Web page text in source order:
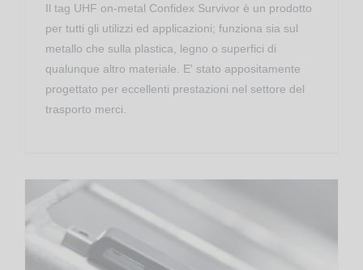
Il tag UHF on-metal Confidex Survivor è un prodotto
per tutti gli utilizzi ed applicazioni; funziona sia sul
metallo che sulla plastica, legno o superfici di
qualunque altro materiale. E' stato appositamente
progettato per eccellenti prestazioni nel settore del
trasporto merci.